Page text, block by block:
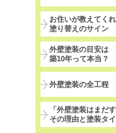
お住いが教えてく
塗り替えのサイン
外壁塗装の目安は
築10年って本当？
外壁塗装の全工程
「外壁塗装はまだす
その理由と塗装タ